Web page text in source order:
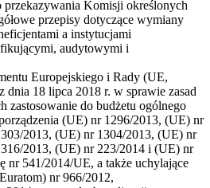
przekazywania Komisji określonych
przepisy dotyczące wymiany
a instytucjami
audytowymi i
Europejskiego i Rady (UE,
dnia 18 lipca 2018 r. w sprawie zasad
zastosowanie do budżetu ogólnego
(UE) nr 1296/2013, (UE) nr
2013, (UE) nr 1304/2013, (UE) nr
2013, (UE) nr 223/2014 i (UE) nr
nr 541/2014/UE, a także uchylające
nr 966/2012,